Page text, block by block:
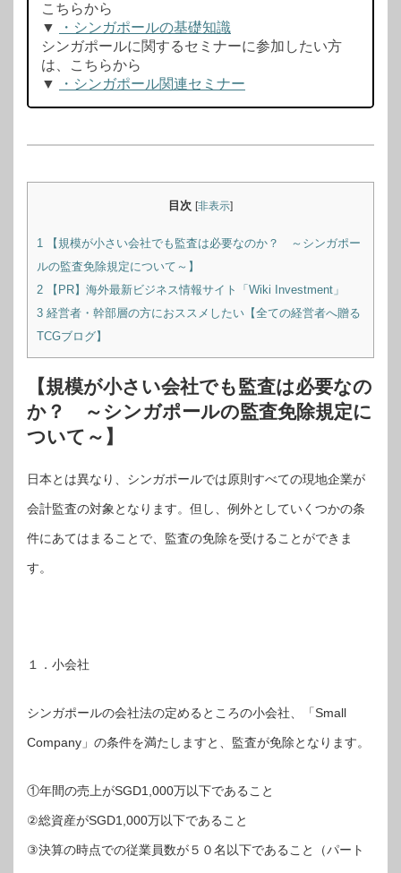
こちらから
▼
・シンガポールの基礎知識
シンガポールに関するセミナーに参加したい方
は、こちらから
▼
・シンガポール関連セミナー
目次 [非表示]
1 【規模が小さい会社でも監査は必要なのか？ ～シンガポー
ルの監査免除規定について～】
2 【PR】海外最新ビジネス情報サイト「Wiki Investment」
3 経営者・幹部層の方におススメしたい【全ての経営者へ贈る
TCGブログ】
【規模が小さい会社でも監査は必要なの
か？ ～シンガポールの監査免除規定に
ついて～】
日本とは異なり、シンガポールでは原則すべての現地企業が
会計監査の対象となります。但し、例外としていくつかの条
件にあてはまることで、監査の免除を受けることができま
す。
１．小会社
シンガポールの会社法の定めるところの小会社、「Small
Company」の条件を満たしますと、監査が免除となります。
①年間の売上がSGD1,000万以下であること
②総資産がSGD1,000万以下であること
③決算の時点での従業員数が５０名以下であること（パート